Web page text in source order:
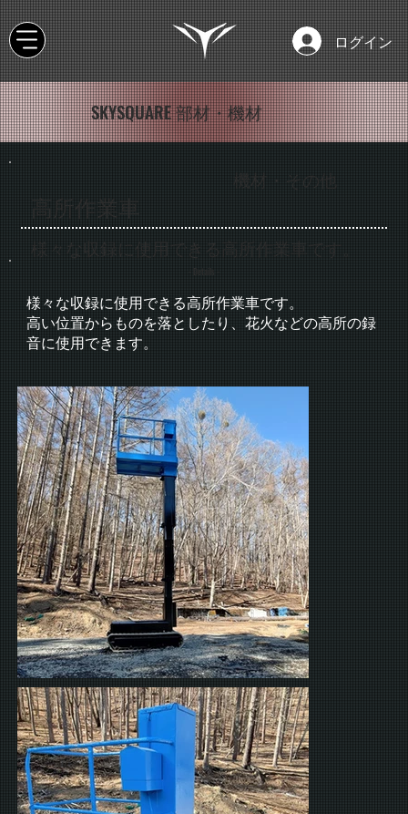
ログイン
SKYSQUARE 部材・機材
- Details -
様々な収録に使用できる高所作業車です。
高い位置からものを落としたり、花火などの高所の録
音に使用できます。
機材・その他
高所作業車
様々な収録に使用できる高所作業車です。